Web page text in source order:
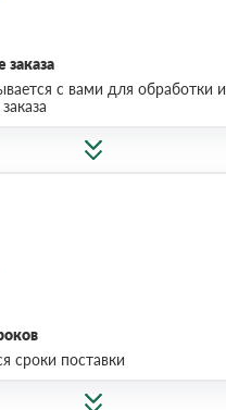
с вами для обработки и
сроки поставки